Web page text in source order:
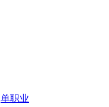
单职业